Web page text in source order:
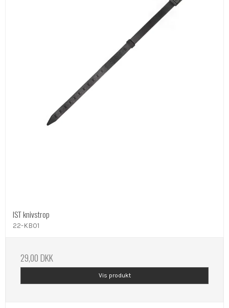
IST knivstrop
22-KB01
29,00 DKK
Vis produkt